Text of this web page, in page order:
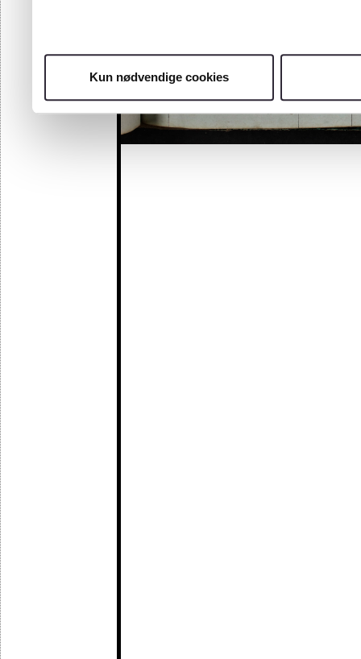
Kun nødvendige cookies